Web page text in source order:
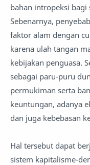
bahan intropeksi bagi
Sebenarnya,
faktor alam dengan
karena ulah tangan
kebijakan penguasa.
sebagai paru-puru
permukiman serta
keuntungan, adanya
dan juga kebebasan
Hal tersebut dapat
sistem kapitalisme-